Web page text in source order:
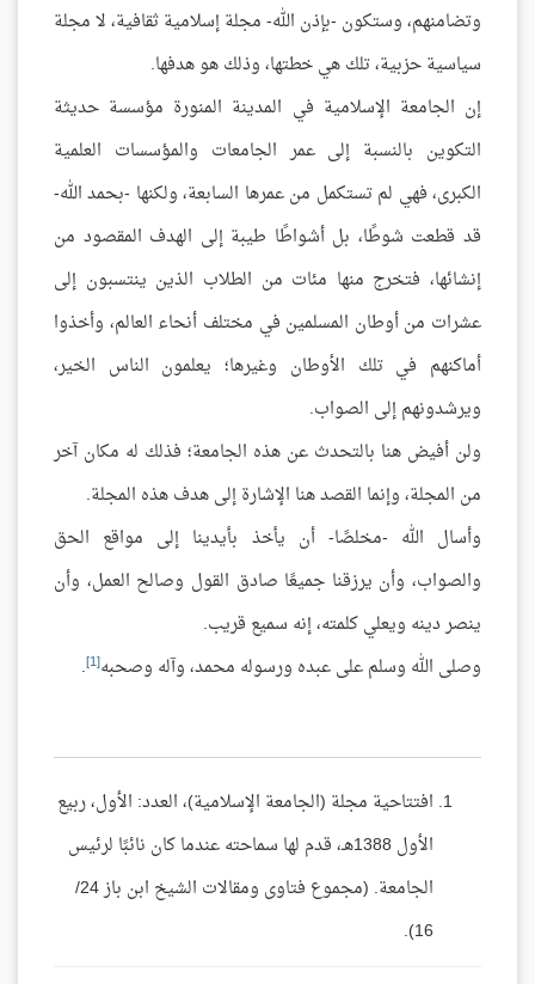
وتضامنهم، وستكون -بإذن الله- مجلة إسلامية ثقافية، لا مجلة
سياسية حزبية، تلك هي خطتها، وذلك هو هدفها.
إن الجامعة الإسلامية في المدينة المنورة مؤسسة حديثة
التكوين بالنسبة إلى عمر الجامعات والمؤسسات العلمية
الكبرى، فهي لم تستكمل من عمرها السابعة، ولكنها -بحمد الله-
قد قطعت شوطًا، بل أشواطًا طيبة إلى الهدف المقصود من
إنشائها، فتخرج منها مئات من الطلاب الذين ينتسبون إلى
عشرات من أوطان المسلمين في مختلف أنحاء العالم، وأخذوا
أماكنهم في تلك الأوطان وغيرها؛ يعلمون الناس الخير،
ويرشدونهم إلى الصواب.
ولن أفيض هنا بالتحدث عن هذه الجامعة؛ فذلك له مكان آخر
من المجلة، وإنما القصد هنا الإشارة إلى هدف هذه المجلة.
وأسال الله -مخلصًا- أن يأخذ بأيدينا إلى مواقع الحق
والصواب، وأن يرزقنا جميعًا صادق القول وصالح العمل، وأن
ينصر دينه ويعلي كلمته، إنه سميع قريب.
وصلى الله وسلم على عبده ورسوله محمد، وآله وصحبه[1]
.
افتتاحية مجلة (الجامعة الإسلامية)، العدد: الأول، ربيع
الأول 1388هـ، قدم لها سماحته عندما كان نائبًا لرئيس
الجامعة. (مجموع فتاوى ومقالات الشيخ ابن باز 24/
16).